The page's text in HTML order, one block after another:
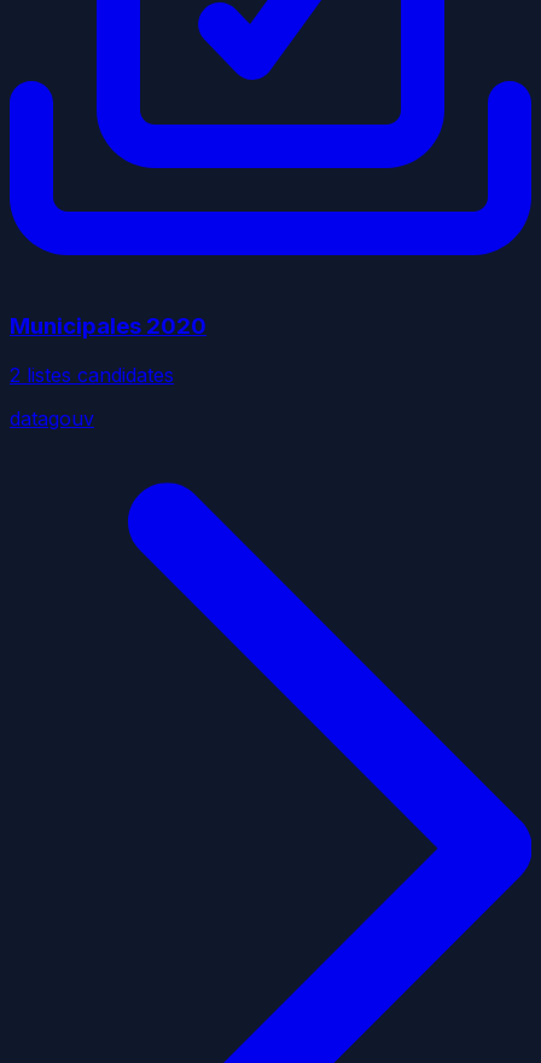
Municipales 2020
2 listes candidates
datagouv